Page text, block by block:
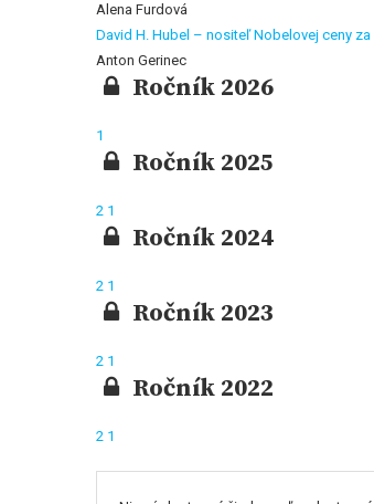
Alena Furdová
David H. Hubel – nositeľ Nobelovej ceny
Anton Gerinec
Ročník 2026
1
Ročník 2025
2 1
Ročník 2024
2 1
Ročník 2023
2 1
Ročník 2022
2 1